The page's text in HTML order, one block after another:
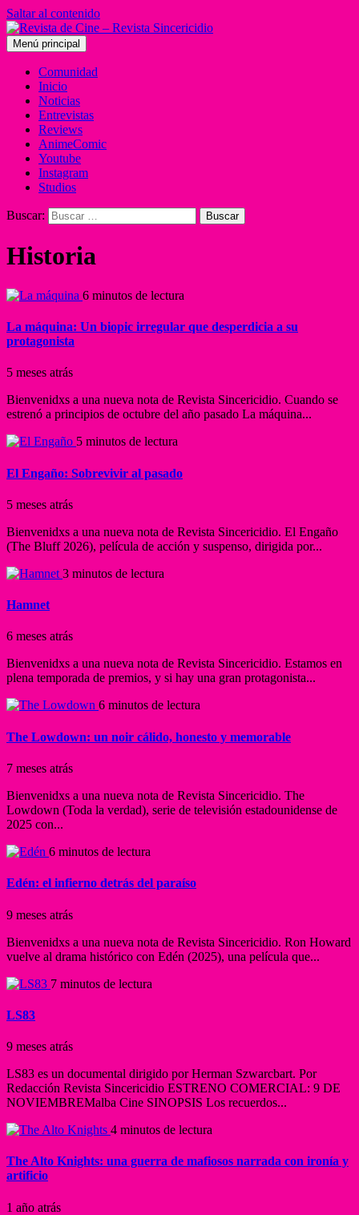
Saltar al contenido
Menú principal
Comunidad
Inicio
Noticias
Entrevistas
Reviews
AnimeComic
Youtube
Instagram
Studios
Buscar:
Historia
6 minutos de lectura
La máquina: Un biopic irregular que desperdicia a su
protagonista
5 meses atrás
Bienvenidxs a una nueva nota de Revista Sincericidio. Cuando se
estrenó a principios de octubre del año pasado La máquina...
5 minutos de lectura
El Engaño: Sobrevivir al pasado
5 meses atrás
Bienvenidxs a una nueva nota de Revista Sincericidio. El Engaño
(The Bluff 2026), película de acción y suspenso, dirigida por...
3 minutos de lectura
Hamnet
6 meses atrás
Bienvenidxs a una nueva nota de Revista Sincericidio. Estamos en
plena temporada de premios, y si hay una gran protagonista...
6 minutos de lectura
The Lowdown: un noir cálido, honesto y memorable
7 meses atrás
Bienvenidxs a una nueva nota de Revista Sincericidio. The
Lowdown (Toda la verdad), serie de televisión estadounidense de
2025 con...
6 minutos de lectura
Edén: el infierno detrás del paraíso
9 meses atrás
Bienvenidxs a una nueva nota de Revista Sincericidio. Ron Howard
vuelve al drama histórico con Edén (2025), una película que...
7 minutos de lectura
LS83
9 meses atrás
LS83 es un documental dirigido por Herman Szwarcbart. Por
Redacción Revista Sincericidio ESTRENO COMERCIAL: 9 DE
NOVIEMBREMalba Cine SINOPSIS Los recuerdos...
4 minutos de lectura
The Alto Knights: una guerra de mafiosos narrada con ironía y
artificio
1 año atrás